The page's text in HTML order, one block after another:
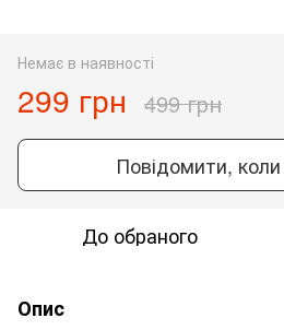
Немає в наявності
299 грн 499 грн
Повідомити,
До обраного
Опис